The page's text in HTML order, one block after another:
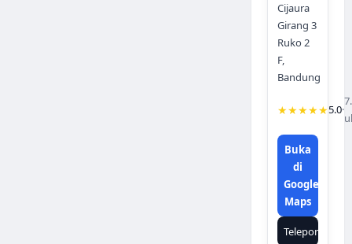
Cijaura
Girang 3
Ruko 2
F,
Bandung
★★★★★5.0·
Buka
di
Google
Maps
Telepon